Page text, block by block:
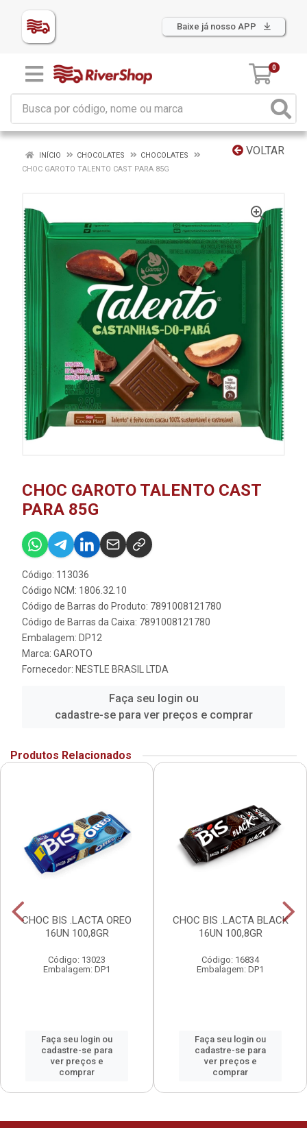
Baixe já nosso APP
0
VOLTAR
INÍCIO CHOCOLATES
CHOCOLATES
CHOC GAROTO TALENTO CAST PARA 85G
CHOC GAROTO TALENTO CAST
PARA 85G
Código: 113036
Código NCM: 1806.32.10
Código de Barras do Produto: 7891008121780
Código de Barras da Caixa: 7891008121780
Embalagem: DP12
Marca: GAROTO
Fornecedor: NESTLE BRASIL LTDA
Faça seu login ou
cadastre-se para ver preços e comprar
Produtos Relacionados
CHOC BIS .LACTA OREO
16UN 100,8GR
Código: 13023
Embalagem: DP1
Faça seu login ou
cadastre-se para
ver preços e
comprar
CHOC BIS .LACTA BLACK
16UN 100,8GR
Código: 16834
Embalagem: DP1
Faça seu login ou
cadastre-se para
ver preços e
comprar